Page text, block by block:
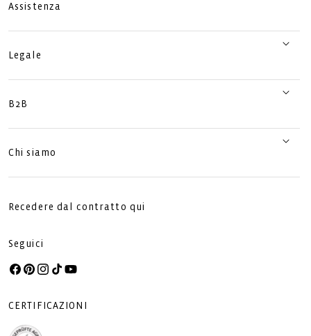
Assistenza
Legale
B2B
Chi siamo
Recedere dal contratto qui
Seguici
Facebook
Pinterest
Instagram
TikTokYouTube
CERTIFICAZIONI